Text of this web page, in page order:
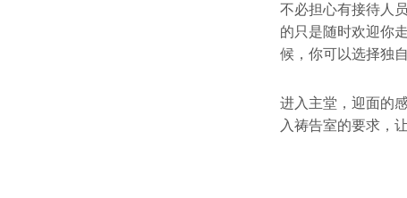
不必担心有接待人
的只是随时欢迎你
候，你可以选择独
进入主堂，迎面的
入祷告室的要求，